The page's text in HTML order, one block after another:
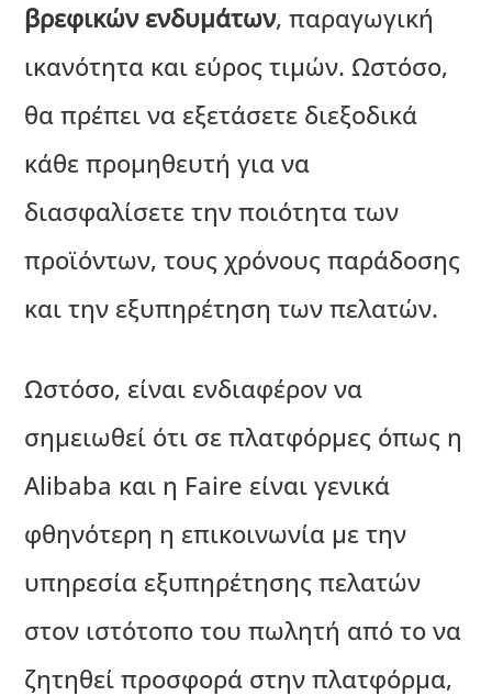
βρεφικών ενδυμάτων, παραγωγική
ικανότητα και εύρος τιμών. Ωστόσο,
θα πρέπει να εξετάσετε διεξοδικά
κάθε προμηθευτή για να
διασφαλίσετε την ποιότητα των
προϊόντων, τους χρόνους παράδοσης
και την εξυπηρέτηση των πελατών.
Ωστόσο, είναι ενδιαφέρον να
σημειωθεί ότι σε πλατφόρμες όπως η
Alibaba και η Faire είναι γενικά
φθηνότερη η επικοινωνία με την
υπηρεσία εξυπηρέτησης πελατών
στον ιστότοπο του πωλητή από το να
ζητηθεί προσφορά στην πλατφόρμα,